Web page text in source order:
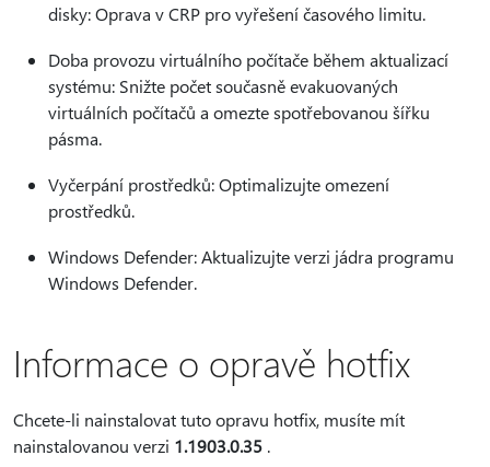
disky: Oprava v CRP pro vyřešení časového limitu.
Doba provozu virtuálního počítače během aktualizací
systému: Snižte počet současně evakuovaných
virtuálních počítačů a omezte spotřebovanou šířku
pásma.
Vyčerpání prostředků: Optimalizujte omezení
prostředků.
Windows Defender: Aktualizujte verzi jádra programu
Windows Defender.
Informace o opravě hotfix
Chcete-li nainstalovat tuto opravu hotfix, musíte mít
nainstalovanou verzi 1.1903.0.35 .